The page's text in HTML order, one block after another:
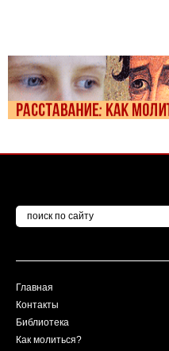
Главная
Контакты
Библиотека
Как молиться?